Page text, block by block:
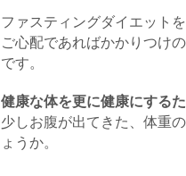
ファスティングダイエット
ご心配であればかかりつけ
です。
健康な体を更に健康にする
少しお腹が出てきた、体重
ょうか。